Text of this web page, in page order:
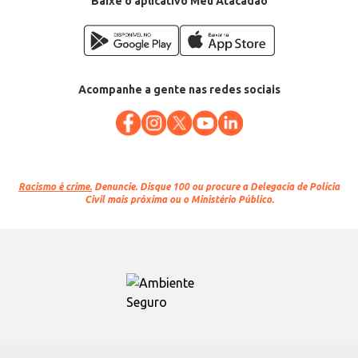
Acompanhe a gente nas redes sociais
Racismo é crime. Denuncie. Disque 100 ou procure a Delegacia de Polícia
Civil mais próxima ou o Ministério Público.